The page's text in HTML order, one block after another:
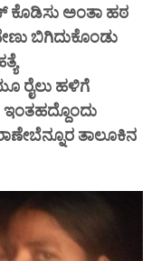
ಕೊಡಿಸು ಅಂತಾ ಹಠ
ಬಿಗಿದುಕೊಂಡು
ರೈಲು ಹಳಿಗೆ
ಇಂತಹದ್ದೊಂದು
ತಾಲೂಕಿನ